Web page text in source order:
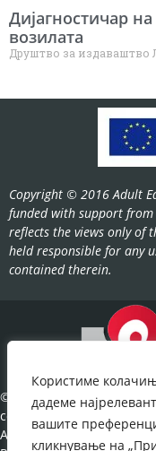
Користиме
дадеме
вашите
кликнување на
Дијагностичар
возилата
Друштво за издаваштво
Copyright © 2016 Adult
funded with support from
reflects the views only of
held responsible for any
contained therein.
©2022-
cov.gov.mk.
All Rights